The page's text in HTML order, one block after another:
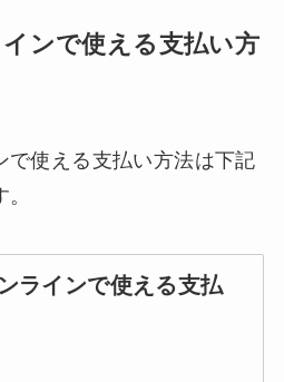
ンで使える支払い方
で使える支払い方法は下記
ラインで使える支払